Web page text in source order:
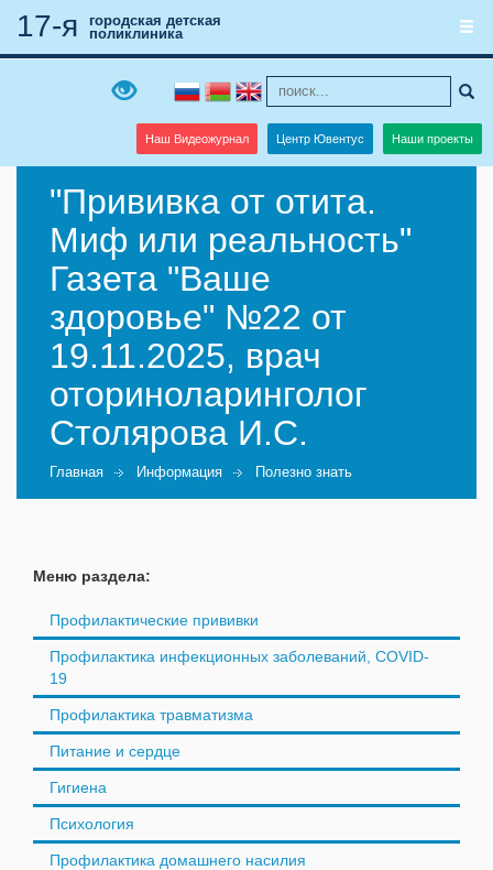
Наш Видеожурнал Центр Ювентус Наши проекты
17-я
городская детская
поликлиника
"Прививка от отита.
Миф или реальность"
Газета "Ваше
здоровье" №22 от
19.11.2025, врач
оториноларинголог
Столярова И.С.
Главная Информация Полезно знать
Меню раздела:
Профилактические прививки
Профилактика инфекционных заболеваний, COVID-
19
Профилактика травматизма
Питание и сердце
Гигиена
Психология
Профилактика домашнего насилия